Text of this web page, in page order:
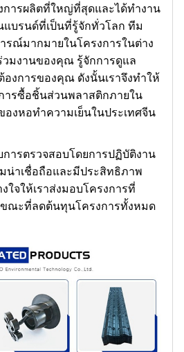
การผลิตที่ใหญ่ที่สุดและได้ทำงาน
บรนด์ที่เป็นที่รู้จักทั่วโลก ทีม
รณ์มากมายในโครงการในต่าง
วมงานของคุณ รู้จักการดูแล
งการของคุณ ดังนั้นเราจึงทำให้
รซื้อชิ้นส่วนพลาสติกภายใน
งหอทำความเย็นในประเทศจีน
การตรวจสอบโดยการปฏิบัติงาน
น่าเชื่อถือและมีประสิทธิภาพ
จให้เราส่งมอบโครงการที่
ขณะที่ลดต้นทุนโครงการทั้งหมด